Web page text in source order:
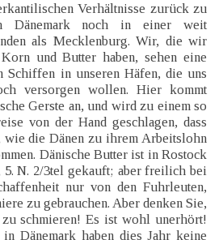
Verhältnisse zurück zu
Dänemark noch in einer weit
als Mecklenburg. Wir, die wir
und Butter haben, sehen eine
Schiffen in unseren Häfen, die uns
versorgen wollen. Hier kommt
Gerste an, und wird zu einem so
von der Hand geschlagen, dass
die Dänen zu ihrem Arbeitslohn
Dänische Butter ist in Rostock
5. N. 2/3tel gekauft; aber freilich bei
nur von den Fuhrleuten,
zu gebrauchen. Aber denken Sie,
schmieren! Es ist wohl unerhört!
Dänemark haben dies Jahr keine